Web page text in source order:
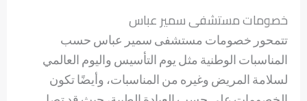
خصومات مستشفى سمير عباس
تتمحور خصومات مستشفى سمير عباس حسب
المناسبات الوطنية مثل يوم التأسيس واليوم العالمي
لسلامة المريض وغيره من المناسبات، وأيضًا تكون